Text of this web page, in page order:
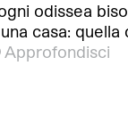
odissea
casa: quella
Approfondisci